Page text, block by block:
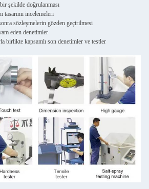
şekilde doğrulanması
incelemeleri
sözleşmelerin gözden geçirilmesi
eden denetimler
birlikte kapsamlı son denetimler ve testler